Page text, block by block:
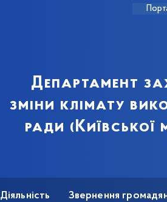
Департамент
зміни клімату
ради (Київської
Діяльність Звернення